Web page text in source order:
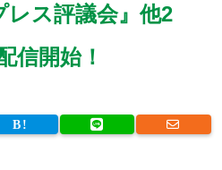
ス評議会』他2
信開始！